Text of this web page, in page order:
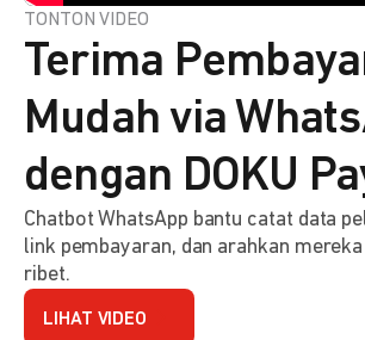
TONTON VIDEO
Terima
Mudah via
dengan DOKU
Chatbot WhatsApp bantu catat data
link pembayaran, dan arahkan
ribet.
LIHAT VIDEO